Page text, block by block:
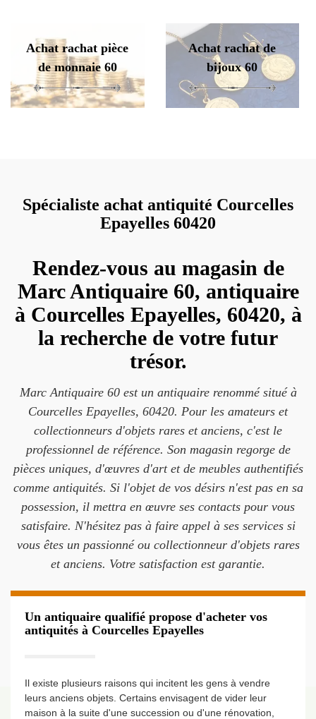
Achat rachat pièce
de monnaie 60
Achat rachat de
bijoux 60
Spécialiste achat antiquité Courcelles
Epayelles 60420
Rendez-vous au magasin de
Marc Antiquaire 60, antiquaire
à Courcelles Epayelles, 60420, à
la recherche de votre futur
trésor.
Marc Antiquaire 60 est un antiquaire renommé situé à
Courcelles Epayelles, 60420. Pour les amateurs et
collectionneurs d'objets rares et anciens, c'est le
professionnel de référence. Son magasin regorge de
pièces uniques, d'œuvres d'art et de meubles authentifiés
comme antiquités. Si l'objet de vos désirs n'est pas en sa
possession, il mettra en œuvre ses contacts pour vous
satisfaire. N'hésitez pas à faire appel à ses services si
vous êtes un passionné ou collectionneur d'objets rares
et anciens. Votre satisfaction est garantie.
Un antiquaire qualifié propose d'acheter vos
antiquités à Courcelles Epayelles
Il existe plusieurs raisons qui incitent les gens à vendre
leurs anciens objets. Certains envisagent de vider leur
maison à la suite d'une succession ou d'une rénovation,